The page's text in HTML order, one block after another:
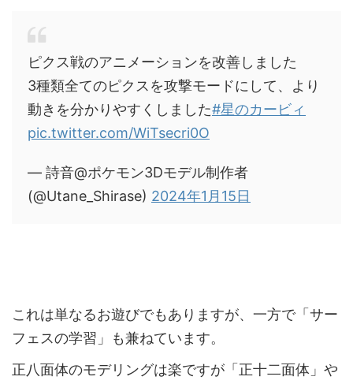
ピクス戦のアニメーションを改善しました
3種類全てのピクスを攻撃モードにして、より
動きを分かりやすくしました#星のカービィ
pic.twitter.com/WiTsecri0O
— 詩音@ポケモン3Dモデル制作者
(@Utane_Shirase) 2024年1月15日
これは単なるお遊びでもありますが、一方で「サー
フェスの学習」も兼ねています。
正八面体のモデリングは楽ですが「正十二面体」や